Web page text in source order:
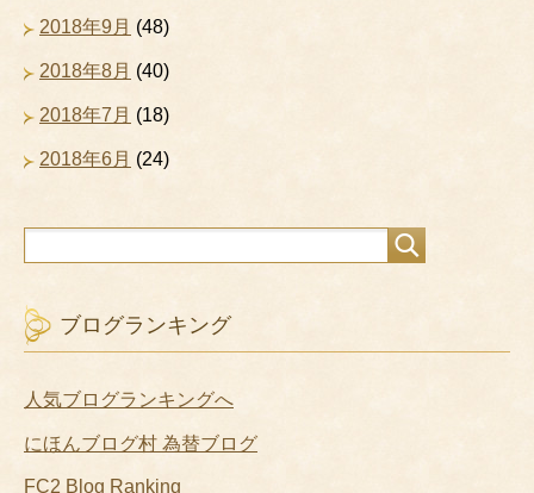
2018年9月 (48)
2018年8月 (40)
2018年7月 (18)
2018年6月 (24)
ブログランキング
人気ブログランキングへ
にほんブログ村 為替ブログ
FC2 Blog Ranking